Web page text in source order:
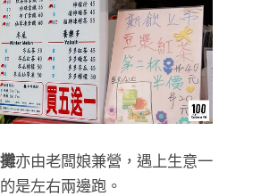
亦由老闆娘兼營，遇上生意一
是左右兩邊跑。